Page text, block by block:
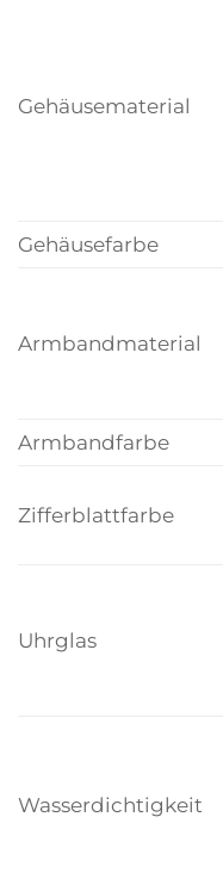
Gehäusematerial
Gehäusefarbe
Armbandmaterial
Armbandfarbe
Zifferblattfarbe
Uhrglas
Wasserdichtigkeit